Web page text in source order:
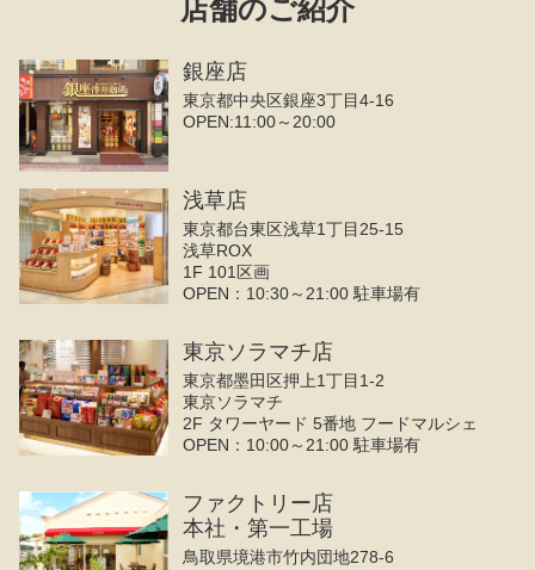
店舗のご紹介
銀座店
東京都中央区銀座3丁目4‐16
OPEN:11:00～20:00
浅草店
東京都台東区浅草1丁目25-15
浅草ROX
1F 101区画
OPEN：10:30～21:00 駐車場有
東京ソラマチ店
東京都墨田区押上1丁目1-2
東京ソラマチ
2F タワーヤード 5番地 フードマルシェ
OPEN：10:00～21:00 駐車場有
ファクトリー店
本社・第一工場
鳥取県境港市竹内団地278-6